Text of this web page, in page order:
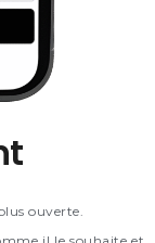
ouverte.